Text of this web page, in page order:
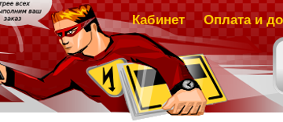
Кабинет Оплата и